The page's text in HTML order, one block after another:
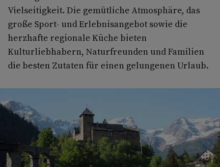
Vielseitigkeit. Die gemütliche Atmosphäre, das
große Sport- und Erlebnisangebot sowie die
herzhafte regionale Küche bieten
Kulturliebhabern, Naturfreunden und Familien
die besten Zutaten für einen gelungenen Urlaub.